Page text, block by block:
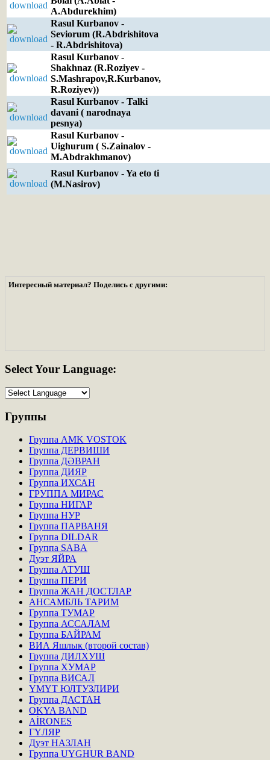
A.Abdurekhim)
Rasul Kurbanov -
Seviorum (R.Abdrishitova
- R.Abdrishitova)
Rasul Kurbanov -
Shakhnaz (R.Roziyev -
S.Mashrapov,R.Kurbanov,
R.Roziyev))
Rasul Kurbanov - Talki
davani ( narodnaya
pesnya)
Rasul Kurbanov -
Uighurum ( S.Zainalov -
M.Abdrakhmanov)
Rasul Kurbanov - Ya eto ti
(M.Nasirov)
Интересный материал? Поделись с другими:
SelectYour Language:
Группы
Группа AMK VOSTOK
Группа ДЕРВИШИ
Группа ДӘВРАН
Группа ДИЯР
Группа ИХСАН
ГРУППА МИРАС
Группа НИГАР
Группа НУР
Группа ПАРВАНЯ
Группа DILDAR
Группа SABA
Дуэт ЯЙРА
Группа АТУШ
Группа ПЕРИ
Группа ЖАН ДОСТЛАР
АНСАМБЛЬ ТАРИМ
Группа ТУМАР
Группа АССАЛАМ
Группа БАЙРАМ
ВИА Яшлык (второй состав)
Группа ДИЛХУШ
Группа ХУМАР
Группа ВИСАЛ
ҮМҮТ ЮЛТУЗЛИРИ
Группа ДАСТАН
OKYA BAND
AİRONES
ГҮЛЯР
Дуэт НАЗЛАН
Группа UYGHUR BAND